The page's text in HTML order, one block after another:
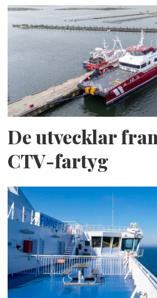
De utvecklar
CTV-fartyg